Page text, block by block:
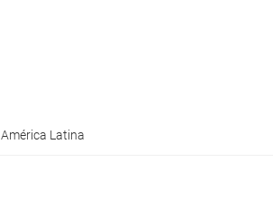
América Latina